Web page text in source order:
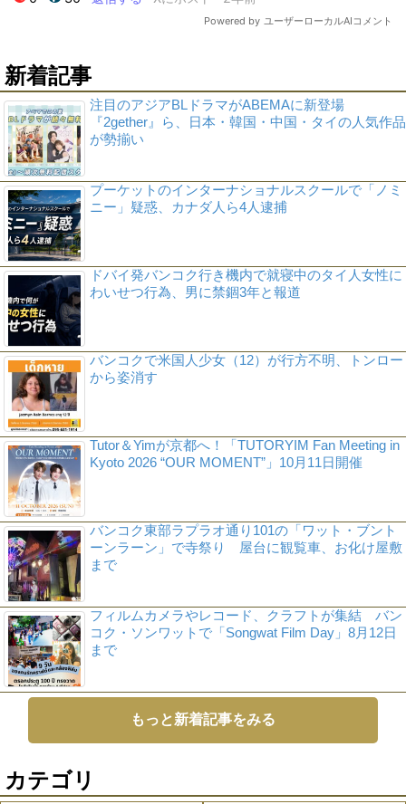
新着記事
注目のアジアBLドラマがABEMAに新登場
『2gether』ら、日本・韓国・中国・タイの人気作品
が勢揃い
プーケットのインターナショナルスクールで「ノミ
ニー」疑惑、カナダ人ら4人逮捕
ドバイ発バンコク行き機内で就寝中のタイ人女性に
わいせつ行為、男に禁錮3年と報道
バンコクで米国人少女（12）が行方不明、トンロー
から姿消す
Tutor＆Yimが京都へ！「TUTORYIM Fan Meeting in
Kyoto 2026 “OUR MOMENT”」10月11日開催
バンコク東部ラプラオ通り101の「ワット・ブント
ーンラーン」で寺祭り 屋台に観覧車、お化け屋敷
まで
フィルムカメラやレコード、クラフトが集結 バン
コク・ソンワットで「Songwat Film Day」8月12日
まで
もっと新着記事をみる
カテゴリ